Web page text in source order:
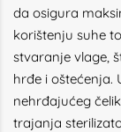
da osigura
korištenju suhe
stvaranje vlage,
hrđe i oštećenja.
nehrđajućeg
trajanja